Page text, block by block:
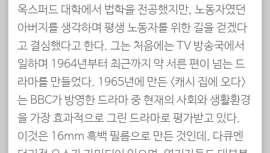
옥스퍼드 대학에서 법학을 전공했지만, 노동자였던
아버지를 생각하며 평생 노동자를 위한 길을 걷겠다
고 결심했다고 한다. 그는 처음에는 TV 방송국에서
일하며 1964년부터 최근까지 약 서른 편이 넘는 드
라마를 만들었다. 1965년에 만든 <캐시 집에 오다>
는 BBC가 방영한 드라마 중 현재의 사회와 생활환경
을 가장 효과적으로 그린 드라마로 평가받고 있다.
이것은 16mm 흑백 필름으로 만든 것인데, 다큐멘